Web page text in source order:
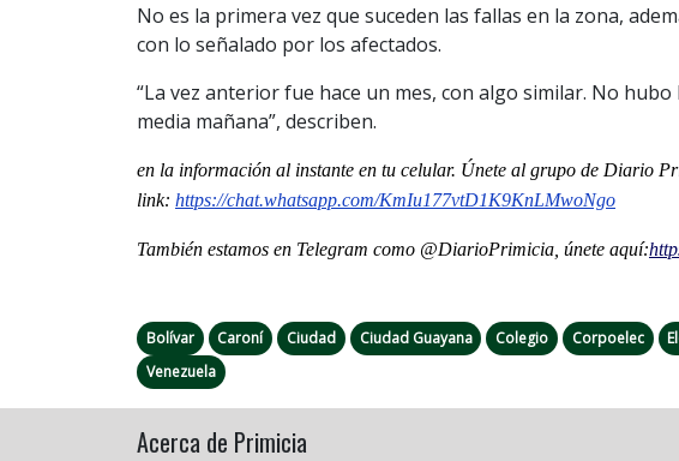
No es la primera vez que suceden las fallas en la zona,
con lo señalado por los afectados.
“La vez anterior fue hace un mes, con algo similar. No
media mañana”, describen.
en la información al instante en tu celular. Únete al grupo de Diario
link: https://chat.whatsapp.com/KmIu177vtD1K9KnLMwoNgo
También estamos en Telegram como @DiarioPrimicia, únete aquí:
Bolívar Caroní Ciudad Ciudad Guayana Colegio Corpoelec
Venezuela
Acerca de Primicia